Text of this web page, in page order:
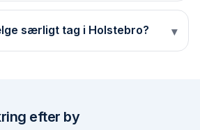
særligt tag i Holstebro? ▾
efter by